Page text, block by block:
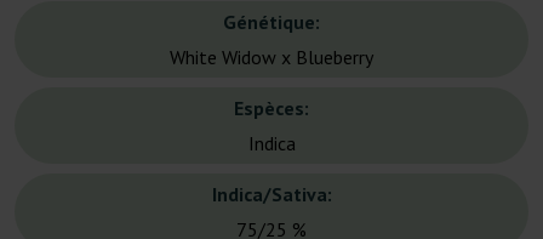
Génétique:
White Widow x Blueberry
Espèces:
Indica
Indica/Sativa:
75/25 %